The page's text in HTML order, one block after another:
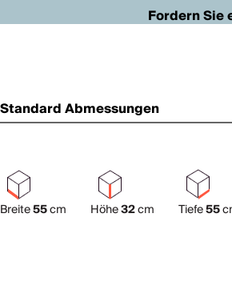
Fordern Sie
Standard Abmessungen
Breite55cm Höhe32cm Tiefe55